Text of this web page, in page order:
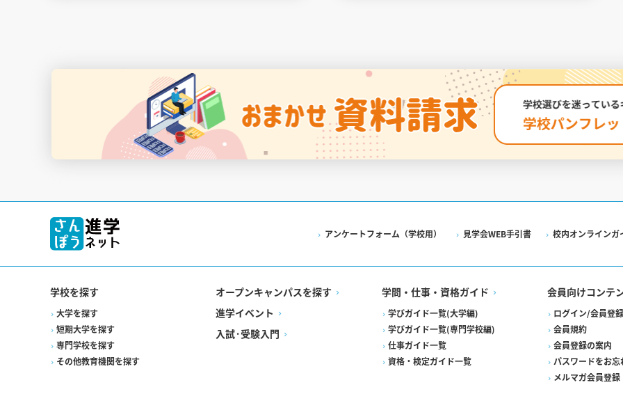
アンケートフォーム（学校用） 見学会WEB手引書 校内オンラインガ
学校を探す
大学を探す
短期大学を探す
専門学校を探す
その他教育機関を探す
オープンキャンパスを探す
進学イベント
入試·受験入門
学問・仕事・資格ガイド
学びガイド一覧(大学編)
学びガイド一覧(専門学校編)
仕事ガイド一覧
資格・検定ガイド一覧
会員向けコンテ
ログイン/会員登
会員規約
会員登録の案内
パスワードをお
メルマガ会員登録